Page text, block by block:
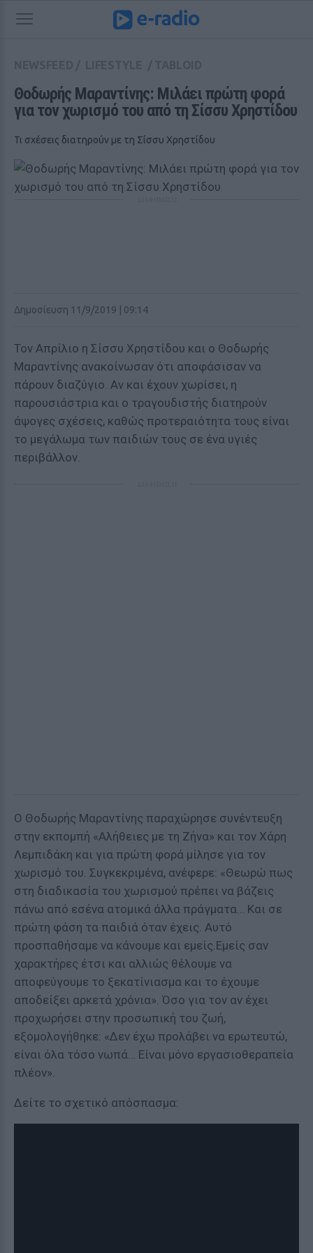
Θοδωρής Μαραντίνης: Μιλάει πρώτη φορά
για τον χωρισμό του από τη Σίσσυ Χρηστίδου
Τι σχέσεις διατηρούν με τη Σίσσυ Χρηστίδου
Δημοσίευση 11/9/2019 | 09:14
Τον Απρίλιο η Σίσσυ Χρηστίδου και ο Θοδωρής
Μαραντίνης ανακοίνωσαν ότι αποφάσισαν να
πάρουν διαζύγιο. Αν και έχουν χωρίσει, η
παρουσιάστρια και ο τραγουδιστής διατηρούν
άψογες σχέσεις, καθώς προτεραιότητα τους είναι
το μεγάλωμα των παιδιών τους σε ένα υγιές
περιβάλλον.
Ο Θοδωρής Μαραντίνης παραχώρησε συνέντευξη
στην εκπομπή «Αλήθειες με τη Ζήνα» και τον Χάρη
Λεμπιδάκη και για πρώτη φορά μίλησε για τον
χωρισμό του. Συγκεκριμένα, ανέφερε: «Θεωρώ πως
στη διαδικασία του χωρισμού πρέπει να βάζεις
πάνω από εσένα ατομικά άλλα πράγματα… Και σε
πρώτη φάση τα παιδιά όταν έχεις. Αυτό
προσπαθήσαμε να κάνουμε και εμείς.Εμείς σαν
χαρακτήρες έτσι και αλλιώς θέλουμε να
αποφεύγουμε το ξεκατίνιασμα και το έχουμε
αποδείξει αρκετά χρόνια». Όσο για τον αν έχει
προχωρήσει στην προσωπική του ζωή,
εξομολογήθηκε: «Δεν έχω προλάβει να ερωτευτώ,
είναι όλα τόσο νωπά… Είναι μόνο εργασιοθεραπεία
πλέον».
Δείτε το σχετικό απόσπασμα: